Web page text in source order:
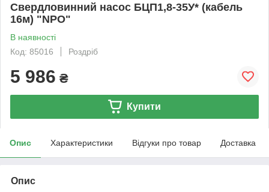
Свердловинний насос БЦП1,8-35У* (кабель
16м) "NPO"
В наявності
Код: 85016
Роздріб
5 986 ₴
Купити
Опис Характеристики Відгуки про товар Доставка
Опис